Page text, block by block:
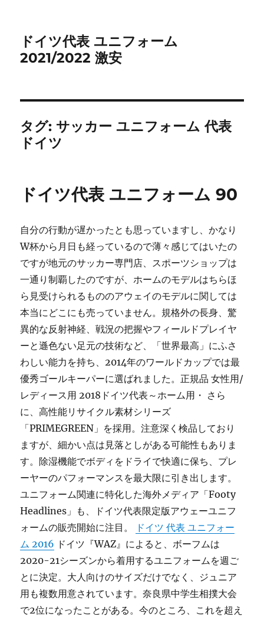
ドイツ代表 ユニフォーム
2021/2022 激安
タグ: サッカー ユニフォーム 代表
ドイツ
ドイツ代表 ユニフォーム 90
自分の行動が遅かったとも思っていますし、かなり
W杯から月日も経っているので薄々感じてはいたの
ですが地元のサッカー専門店、スポーツショップは
一通り制覇したのですが、ホームのモデルはちらほ
ら見受けられるもののアウェイのモデルに関しては
本当にどこにも売っていません。規格外の長身、驚
異的な反射神経、戦況の把握やフィールドプレイヤ
ーと遜色ない足元の技術など、「世界最高」にふさ
わしい能力を持ち、2014年のワールドカップでは最
優秀ゴールキーパーに選ばれました。正規品 女性用/
レディース用 2018ドイツ代表～ホーム用・ さら
に、高性能リサイクル素材シリーズ
「PRIMEGREEN」を採用。注意深く検品しており
ますが、細かい点は見落としがある可能性もありま
す。除湿機能でボディをドライで快適に保ち、プレ
ーヤーのパフォーマンスを最大限に引き出します。
ユニフォーム関連に特化した海外メディア「Footy
Headlines」も、ドイツ代表限定版アウェーユニフ
ォームの販売開始に注目。
ドイツ 代表 ユニフォー
ム 2016 ドイツ『WAZ』によると、ボーフムは
2020-21シーズンから着用するユニフォームを週ご
とに決定。大人向けのサイズだけでなく、ジュニア
用も複数用意されています。奈良県中学生相撲大会
で2位になったことがある。今のところ、これを超え